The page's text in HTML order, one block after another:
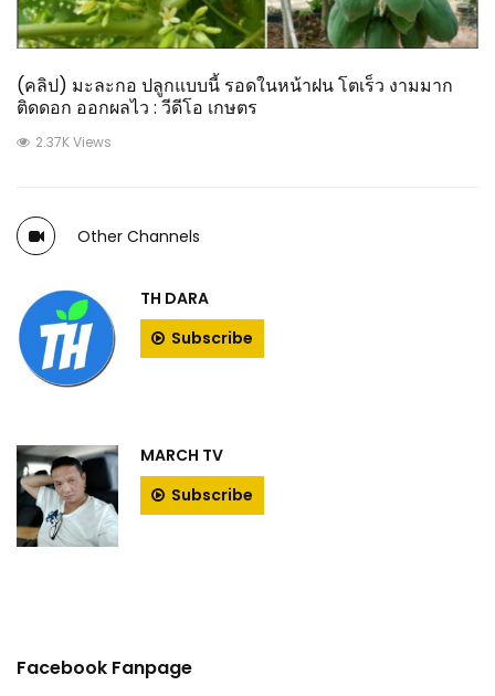
(คลิป) มะละกอ ปลูกแบบนี้ รอดในหน้าฝน โตเร็ว งามมาก
ติดดอก ออกผลไว : วีดีโอ เกษตร
2.37K Views
Other Channels
TH DARA
Subscribe
MARCH TV
Subscribe
Facebook Fanpage